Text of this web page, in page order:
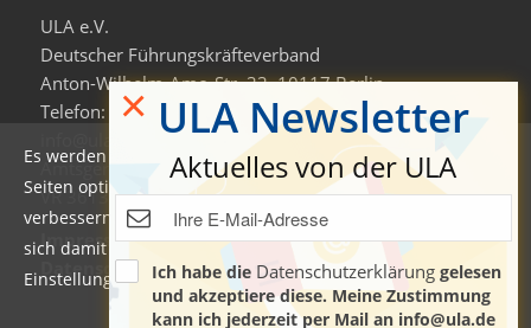
ULA e.V.
Deutscher Führungskräfteverband
Anton-Wilhelm-Amo-Str. 33, 10117 Berlin
Telefon: +49 30-306963-0
Amtsgericht Charlottenburg
VR 36138 B
Impressum
Datenschutzerklärung & Nutzungsbedingungen
Es werden auf dieser Website Cookies verwendet, um die
Seiten optimiert darzustellen und das Nutzererlebnis zu
verbessern. Durch die Nutzung unserer Seiten erklären Sie
sich damit einverstanden. Weitere Informationen und
Einstellungen finden Sie auch in der Datenschutzerklärung.
ULA Newsletter
Aktuelles von der ULA
Ich habe die Datenschutzerklärunggelesen
und akzeptiere diese. Meine Zustimmung
kann ich jederzeit per Mail an info@ula.de
×